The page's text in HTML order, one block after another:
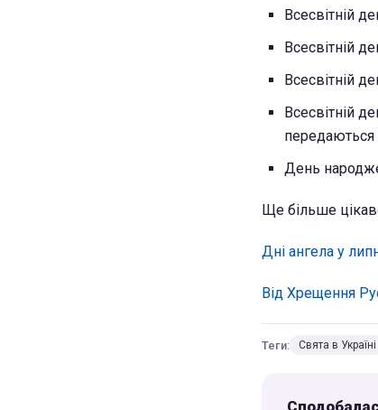
Всесвітній
Всесвітній
Всесвітній
Всесвітній
День
Ще більше
Дні ангела у
Від Хрещення
Теги: Свята в Україні